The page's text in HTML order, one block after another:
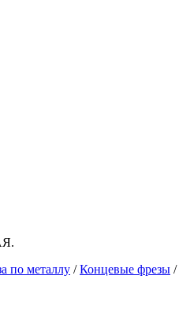
по металлу /Концевые фрезы /